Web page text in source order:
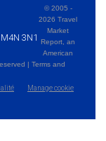
3N1
© 2005 -
2026 Travel
Market
Report, an
American
| Terms and
Manage cookie